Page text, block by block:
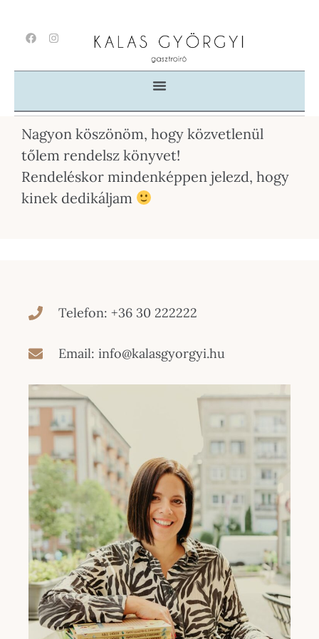
Nagyon köszönöm, hogy közvetlenül
tőlem rendelsz könyvet!
Rendeléskor mindenképpen jelezd, hogy
kinek dedikáljam
Telefon: +36 30 222222
Email: info@kalasgyorgyi.hu